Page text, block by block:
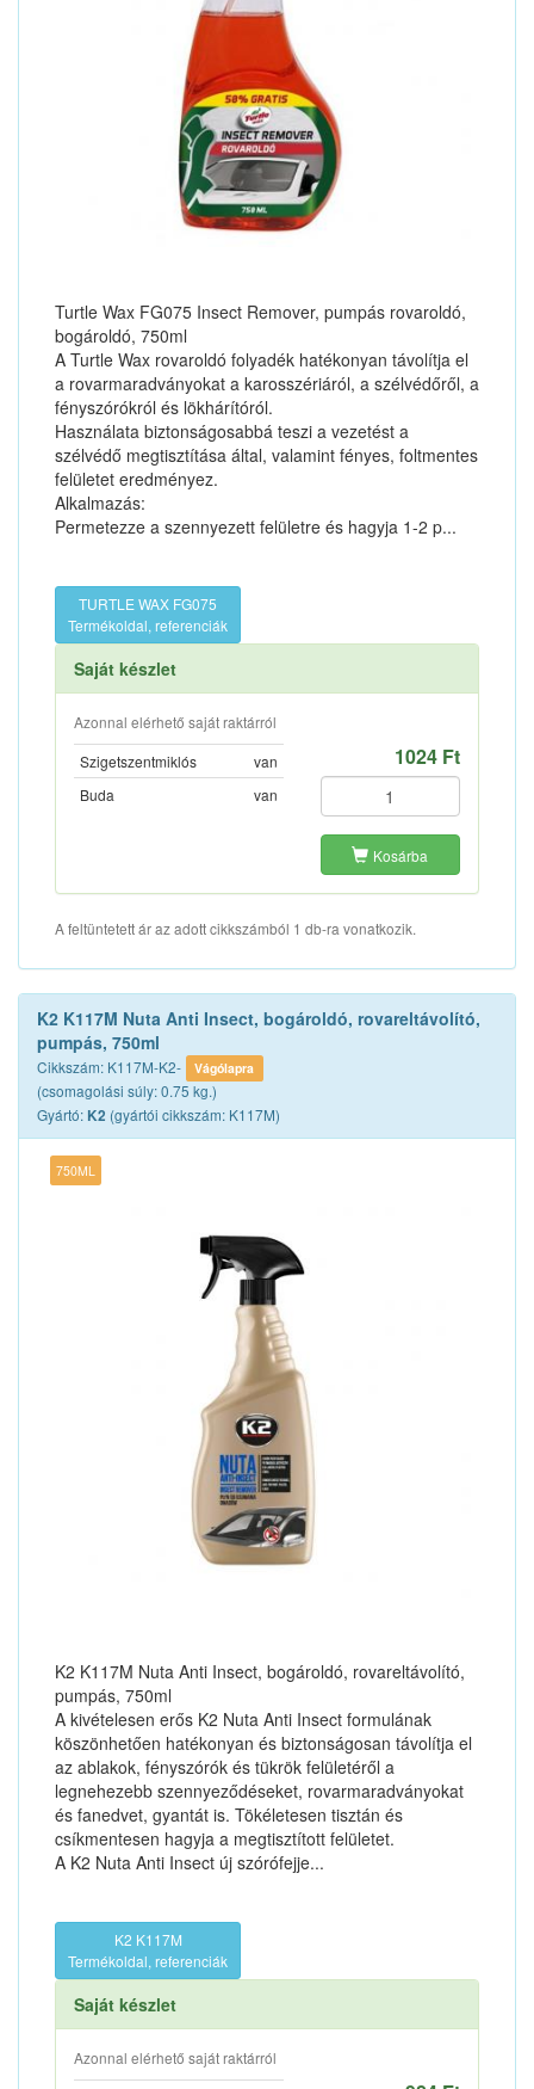
Turtle Wax FG075 Insect Remover, pumpás rovaroldó,
bogároldó, 750ml
A Turtle Wax rovaroldó folyadék hatékonyan távolítja el
a rovarmaradványokat a karosszériáról, a szélvédőről, a
fényszórókról és lökhárítóról.
Használata biztonságosabbá teszi a vezetést a
szélvédő megtisztítása által, valamint fényes, foltmentes
felületet eredményez.
Alkalmazás:
Permetezze a szennyezett felületre és hagyja 1-2 p...
TURTLE WAX FG075
Termékoldal, referenciák
Saját készlet
Azonnal elérhető saját raktárról
Szigetszentmiklós
van
Buda
van
1024 Ft
Kosárba
A feltüntetett ár az adott cikkszámból 1 db-ra vonatkozik.
K2 K117M Nuta Anti Insect, bogároldó, rovareltávolító,
pumpás, 750ml
Cikkszám: K117M-K2- Vágólapra
(csomagolási súly: 0.75 kg.)
Gyártó: K2 (gyártói cikkszám: K117M)
750ML
K2 K117M Nuta Anti Insect, bogároldó, rovareltávolító,
pumpás, 750ml
A kivételesen erős K2 Nuta Anti Insect formulának
köszönhetően hatékonyan és biztonságosan távolítja el
az ablakok, fényszórók és tükrök felületéről a
legnehezebb szennyeződéseket, rovarmaradványokat
és fanedvet, gyantát is. Tökéletesen tisztán és
csíkmentesen hagyja a megtisztított felületet.
A K2 Nuta Anti Insect új szórófejje...
K2 K117M
Termékoldal, referenciák
Saját készlet
Azonnal elérhető saját raktárról